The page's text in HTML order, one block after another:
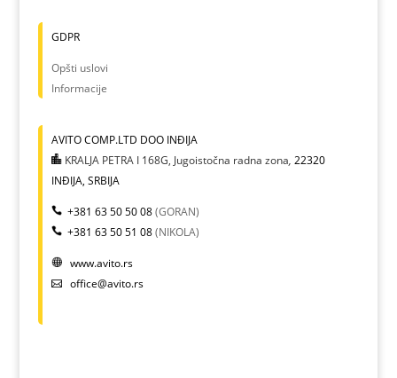
GDPR
Opšti uslovi
Informacije
AVITO COMP.LTD DOO INĐIJA
KRALJA PETRA I 168G, Jugoistočna radna zona, 22320
INĐIJA, SRBIJA
+381 63 50 50 08(GORAN)
+381 63 50 51 08(NIKOLA)
www.avito.rs
office@avito.rs